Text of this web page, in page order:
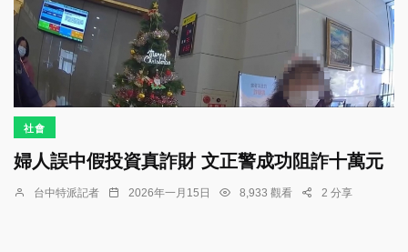
社會
婦人誤中假投資真詐財 文正警成功阻詐十萬元
台中特派記者 2026年一月15日 8,933 觀看 2 分享